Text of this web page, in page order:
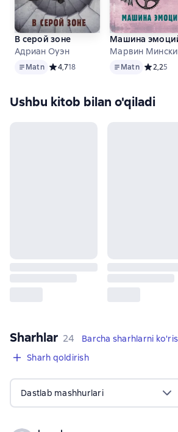
В серой зоне
Адриан Оуэн
MatnMatn Средний рейтинг 4,7 на основе 18
4,718
Машина
Марвин
MatnMatn Средний
2,25
Ushbu kitob bilan o'qiladi
Sharhlar 24 sharhlar
24
Barcha sharhlarni
Sharh qoldirish
Dastlab mashhurlari